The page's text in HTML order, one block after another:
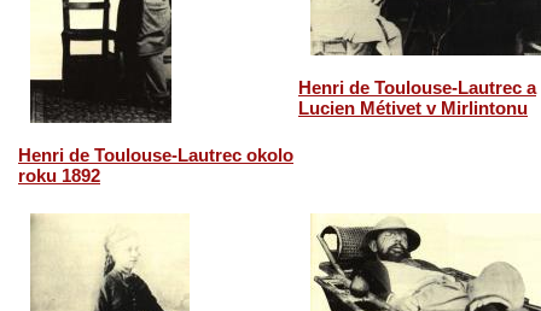
Henri de Toulouse-Lautrec okolo
roku 1892
Henri de Toulouse-Lautrec a
Lucien Métivet v Mirlintonu